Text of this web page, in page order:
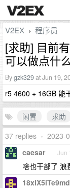
V2EX › 程序员
[求助] 目前
可以做点什
Bygzk329at Jun 19,
r5 4600 + 16GB 能
闲置 求助
37 replies • 2023-
caesar Jun
啥也干部了 浪